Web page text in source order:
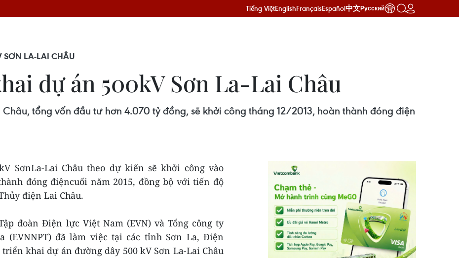
Tiếng ViệtEnglishFrançaisEspañol中文Русский
SƠN LA-LAI CHÂU
dự án 500kV Sơn La-Lai Châu
tổng vốn đầu tư hơn 4.070 tỷ đồng, sẽ khởi công tháng 12/2013, hoàn thành đóng điện
SơnLa-Lai Châu theo dự kiến sẽ khởi công vào
đóng điệncuối năm 2015, đồng bộ với tiến độ
điện Lai Châu.
đoàn Điện lực Việt Nam (EVN) và Tổng công ty
(EVNNPT) đã làm việc tại các tỉnh Sơn La, Điện
khai dự án đường dây 500 kV Sơn La-Lai Châu